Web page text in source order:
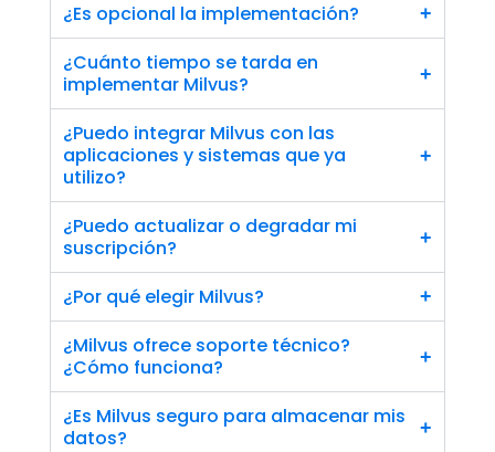
¿Es opcional la implementación? +
¿Cuánto tiempo se tarda en
implementar Milvus?
+
¿Puedo integrar Milvus con las
aplicaciones y sistemas que ya
utilizo?
+
¿Puedo actualizar o degradar mi
suscripción?
+
¿Por qué elegir Milvus? +
¿Milvus ofrece soporte técnico?
¿Cómo funciona?
+
¿Es Milvus seguro para almacenar mis
datos?
+